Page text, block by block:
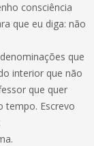
consciência
que eu diga: não
que
interior que não
que quer
tempo. Escrevo